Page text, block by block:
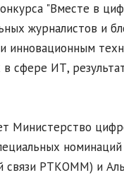
"Вместе в
журналистов и
инновационным
сфере ИТ,
Министерство
связи РТКОММ) и